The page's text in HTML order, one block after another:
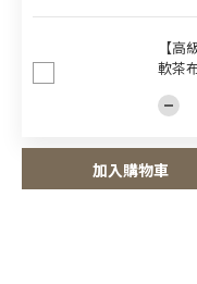
【
軟茶
加入購物車